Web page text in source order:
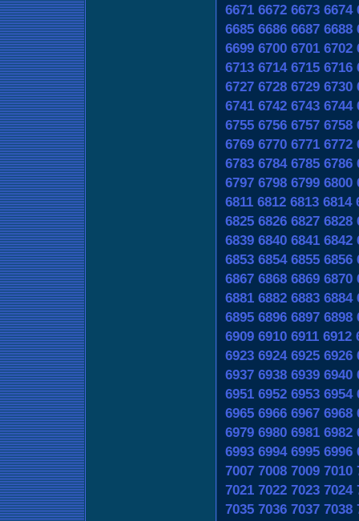
6671 6672 6673 6674
6685 6686 6687 6688
6699 6700 6701 6702
6713 6714 6715 6716
6727 6728 6729 6730
6741 6742 6743 6744
6755 6756 6757 6758
6769 6770 6771 6772
6783 6784 6785 6786
6797 6798 6799 6800
6811 6812 6813 6814
6825 6826 6827 6828
6839 6840 6841 6842
6853 6854 6855 6856
6867 6868 6869 6870
6881 6882 6883 6884
6895 6896 6897 6898
6909 6910 6911 6912
6923 6924 6925 6926
6937 6938 6939 6940
6951 6952 6953 6954
6965 6966 6967 6968
6979 6980 6981 6982
6993 6994 6995 6996
7007 7008 7009 7010
7021 7022 7023 7024
7035 7036 7037 7038